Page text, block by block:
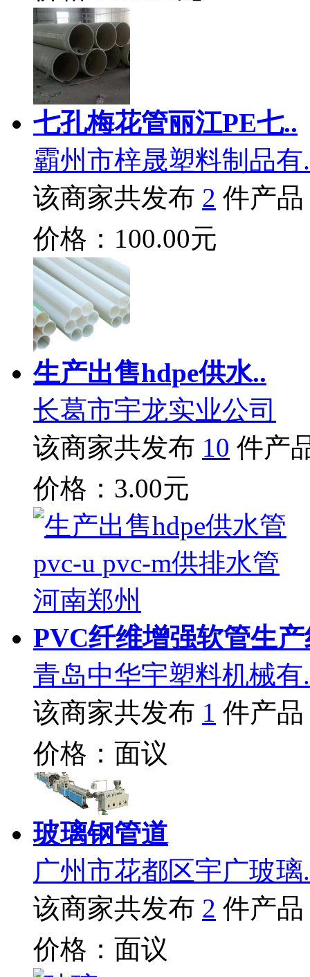
七孔梅花管丽江PE七..
霸州市梓晟塑料制品有
该商家共发布 2 件产品
价格：100.00元
生产出售hdpe供水..
长葛市宇龙实业公司
该商家共发布 10 件产
价格：3.00元
PVC纤维增强软管生
青岛中华宇塑料机械有
该商家共发布 1 件产品
价格：面议
玻璃钢管道
广州市花都区宇广玻璃
该商家共发布 2 件产品
价格：面议